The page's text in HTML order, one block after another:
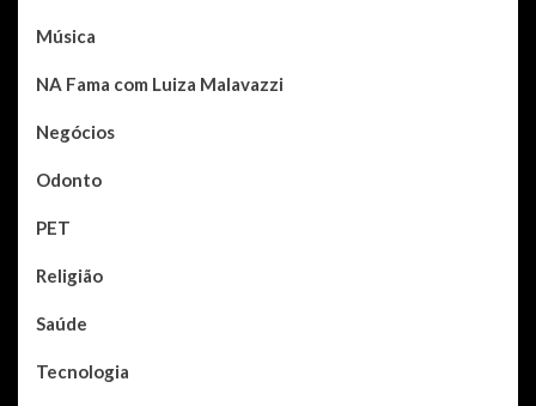
Música
NA Fama com Luiza Malavazzi
Negócios
Odonto
PET
Religião
Saúde
Tecnologia